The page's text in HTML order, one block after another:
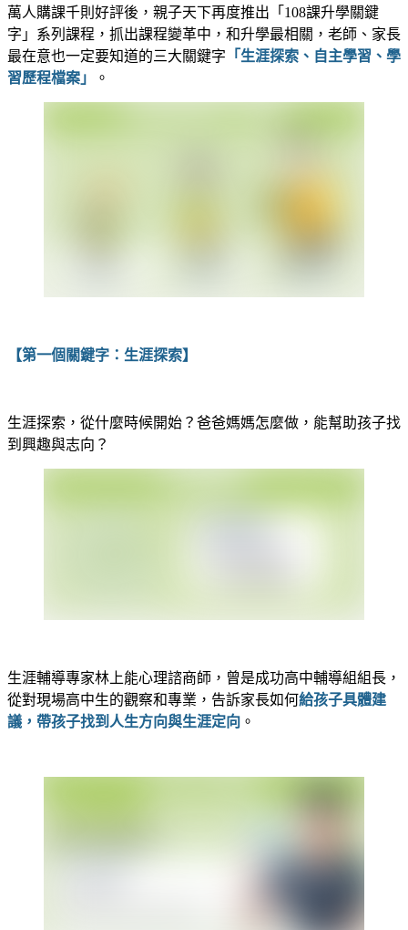
萬人購課千則好評後，親子天下再度推出「108課升學關鍵
字」系列課程，抓出課程變革中，和升學最相關， 老師、家長
最在意也一定要知道的三大關鍵字 「生涯探索、自主學習、學
習歷程檔案」
。
【第一個關鍵字：生涯探索】
生涯探索，從什麼時候開始？爸爸媽媽怎麼做，能幫助孩子找
到興趣與志向？
生涯輔導專家林上能心理諮商師，曾是成功高中輔導組組長，
從對現場高中生的觀察和專業，告訴家長如何給孩子具體建
議，帶孩子找到人生方向與生涯定向 。